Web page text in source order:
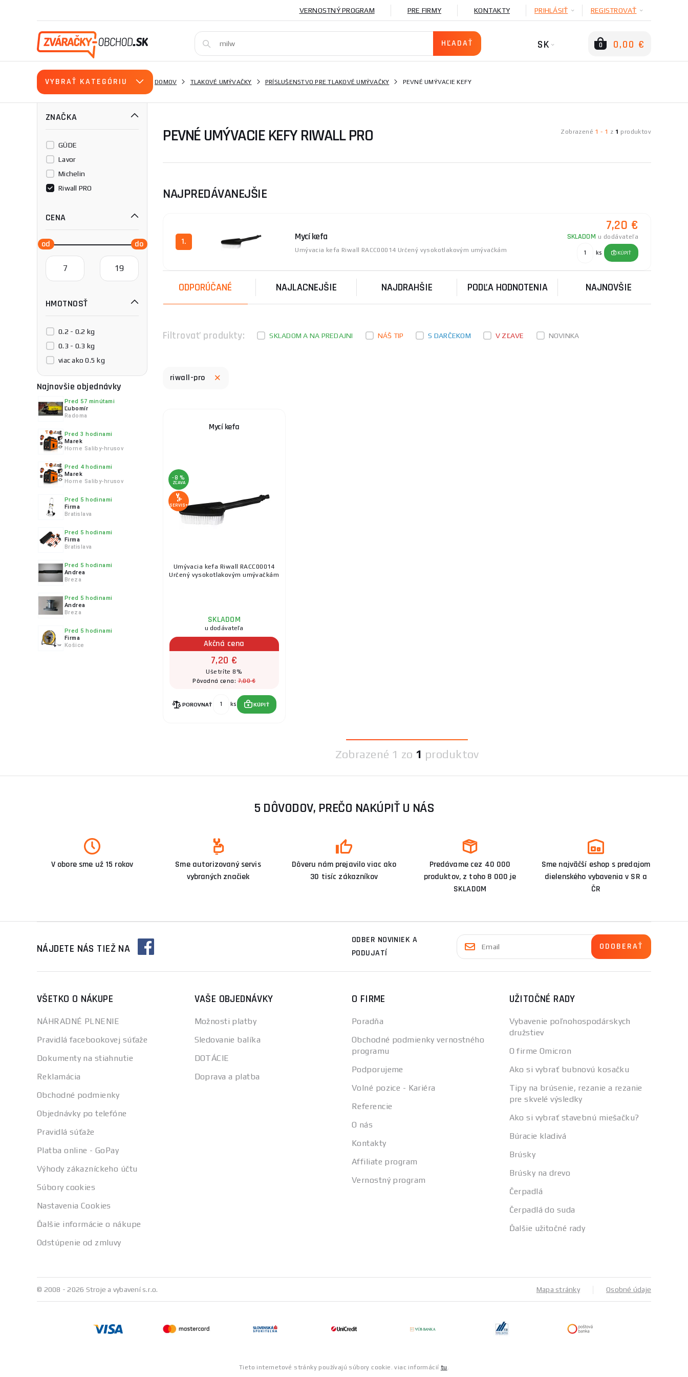
VERNOSTNÝ PROGRAM PRE FIRMY KONTAKTY PRIHLÁSIŤ REGISTROVAŤ
SK 0 0,00 €
VYBRAŤ KATEGÓRIU DOMOV TLAKOVÉ UMÝVAČKY PRÍSLUŠENSTVO PRE TLAKOVÉ UMÝVAČKY PEVNÉ UMÝVACIE KEFY
ZNAČKA
GÜDE
Lavor
Michelin
Riwall PRO
CENA
HMOTNOSŤ
0.2 - 0.2 kg
0.3 - 0.3 kg
viac ako 0.5 kg
Najnovšie objednávky
Pred 57 minútami
Ľubomír
Radoma
Pred 3 hodinami
Marek
Horne Saliby-hrusov
Pred 4 hodinami
Marek
Horne Saliby-hrusov
Pred 5 hodinami
Firma
Bratislava
Pred 5 hodinami
Firma
Bratislava
Pred 5 hodinami
Andrea
Breza
Pred 5 hodinami
Andrea
Breza
Pred 5 hodinami
Firma
Košice
Zobrazené 1 - 1 z 1 produktov
PEVNÉ UMÝVACIE KEFY RIWALL PRO
NAJPREDÁVANEJŠIE
1. Mycí kefa
Umývacia kefa Riwall RACC00014 Určený vysokotlakovým umývačkám
7,20 €
SKLADOM u dodávateľa
ks KÚPIŤ
ODPORÚČANÉ NAJLACNEJŠIE NAJDRAHŠIE PODĽA HODNOTENIA NAJNOVŠIE
Filtrovať produkty: SKLADOM A NA PREDAJNI NÁŠ TIP S DARČEKOM V ZĽAVE NOVINKA
riwall-pro
Mycí kefa
-8 %
ZĽAVA
SERVIS+
Umývacia kefa Riwall RACC00014
Určený vysokotlakovým umývačkám
SKLADOM
u dodávateľa
Akčná cena
7,20 €
Ušetríte 8%
Pôvodná cena:7,80 €
POROVNAŤ ks KÚPIŤ
Zobrazené 1 zo 1 produktov
5 DÔVODOV, PREČO NAKÚPIŤ U NÁS
V obore sme už 15 rokov
Sme autorizovaný servis
vybraných značiek
Dôveru nám prejavilo viac ako
30 tisíc zákazníkov
Predávame cez 40 000
produktov, z toho 8 000 je
SKLADOM
Sme najväčší eshop s predajom
dielenského vybavenia v SR a
ČR
NÁJDETE NÁS TIEŽ NA
ODBER NOVINIEK A
PODUJATÍ
VŠETKO O NÁKUPE
NÁHRADNÉ PLNENIE
Pravidlá facebookovej súťaže
Dokumenty na stiahnutie
Reklamácia
Obchodné podmienky
Objednávky po telefóne
Pravidlá súťaže
Platba online - GoPay
Výhody zákazníckeho účtu
Súbory cookies
Nastavenia Cookies
Ďalšie informácie o nákupe
Odstúpenie od zmluvy
VAŠE OBJEDNÁVKY
Možnosti platby
Sledovanie balíka
DOTÁCIE
Doprava a platba
O FIRME
Poradňa
Obchodné podmienky vernostného
programu
Podporujeme
Volné pozice - Kariéra
Referencie
O nás
Kontakty
Affiliate program
Vernostný program
UŽITOČNÉ RADY
Vybavenie poľnohospodárskych
družstiev
O firme Omicron
Ako si vybrať bubnovú kosačku
Tipy na brúsenie, rezanie a rezanie
pre skvelé výsledky
Ako si vybrať stavebnú miešačku?
Búracie kladivá
Brúsky
Brúsky na drevo
Čerpadlá
Čerpadlá do suda
Ďalšie užitočné rady
© 2008 - 2026 Stroje a vybavení s.r.o. Mapa stránky Osobné údaje
Tieto internetové stránky používajú súbory cookie. viac informácií tu .